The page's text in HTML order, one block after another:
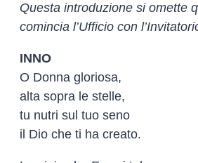
Questa introduzione si omette
comincia l’Ufficio con
INNO
O Donna gloriosa,
alta sopra le stelle,
tu nutri sul tuo seno
il Dio che ti ha creato.